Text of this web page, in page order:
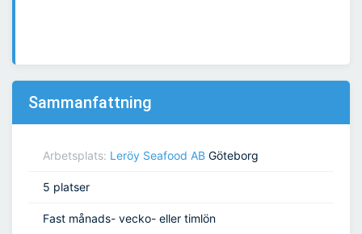
Sammanfattning
Arbetsplats: Leröy Seafood AB Göteborg
5 platser
Fast månads- vecko- eller timlön